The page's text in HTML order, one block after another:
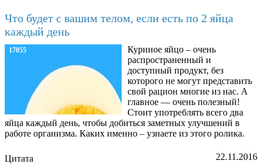
Что будет с вашим телом, если есть по 2 яйца
каждый день
17055
Куриное яйцо – очень
распространенный и
доступный продукт, без
которого не могут представить
свой рацион многие из нас. А
главное — очень полезный!
Стоит употреблять всего два
яйца каждый день, чтобы добиться заметных улучшений в
работе организма. Каких именно – узнаете из этого ролика.
22.11.2016
Цитата